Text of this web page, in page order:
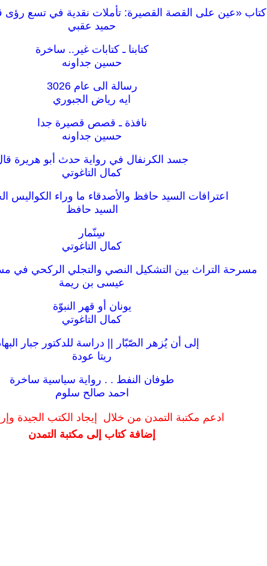
كتاب «عين على القصة القصيرة: تأملات نقدية في تسع رؤى
حميد عقبي
كتابنا ـ كتابات غير.. ساخرة
حسين جداونه
رسالة الى عام 3026
ايه رياض الجبوري
نافذة ـ قصص قصيرة جدا
حسين جداونه
جسد الكرنفال في رواية حدث أبو هريرة
كمال التاغوتي
اعترافات السيد حافظ والأصدقاء ما وراء الكواليس
السيد حافظ
سِنّمار
كمال التاغوتي
مسرحة التراث بين التشكيل النصي والتجلي الركحي في
عيسى بن ريمة
يونان أو قهر النبوّة
كمال التاغوتي
إلى أن يُزهر الصّبّار || دراسة للدكتور جبار
ريتا عودة
طوفان النفط . . رواية سياسية ساخرة
احمد صالح سلوم
ادعم مكتبة التمدن من خلال إيجاد الكتب الجيدة
إضافة كتاب إلى مكتبة التمدن